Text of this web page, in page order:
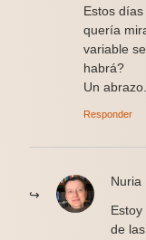
Estos
quería
variable
habrá?
Un abrazo.
Responder
Nuria
de